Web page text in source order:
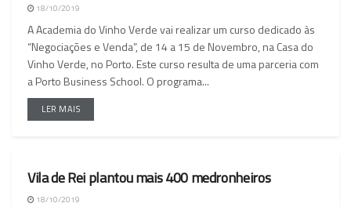
18/10/2019
A Academia do Vinho Verde vai realizar um curso dedicado às
“Negociações e Venda”, de 14 a 15 de Novembro, na Casa do
Vinho Verde, no Porto. Este curso resulta de uma parceria com
a Porto Business School. O programa...
LER MAIS
NACIONAL
Vila de Rei plantou mais 400 medronheiros
18/10/2019